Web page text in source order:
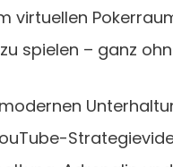
virtuellen
spielen – ganz